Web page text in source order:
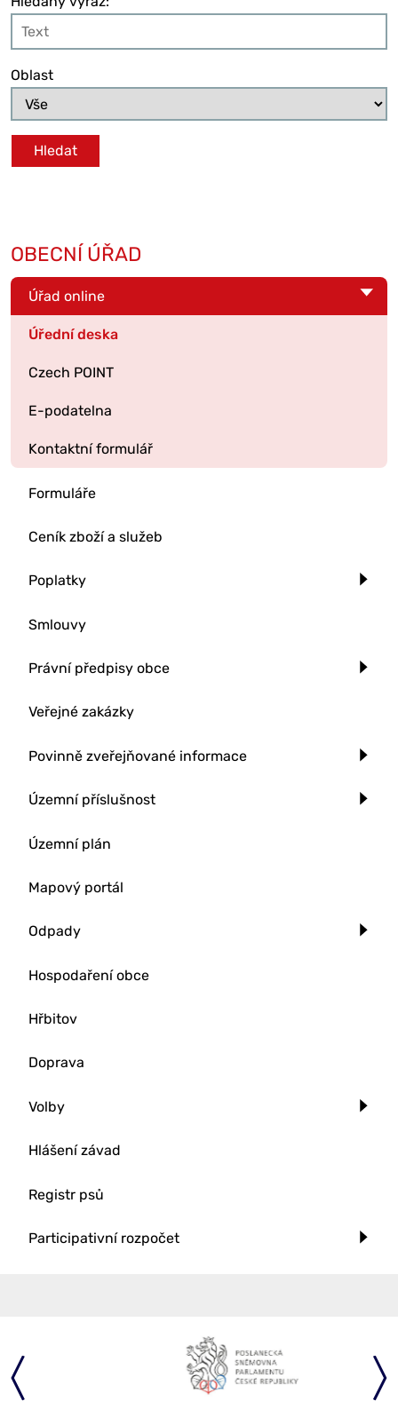
Oblast
OBECNÍ ÚŘAD
Úřad online
Úřední deska
Czech POINT
E-podatelna
Kontaktní formulář
Formuláře
Ceník zboží a služeb
Poplatky
Smlouvy
Právní předpisy obce
Veřejné zakázky
Povinně zveřejňované informace
Územní příslušnost
Územní plán
Mapový portál
Odpady
Hospodaření obce
Hřbitov
Doprava
Volby
Hlášení závad
Registr psů
Participativní rozpočet